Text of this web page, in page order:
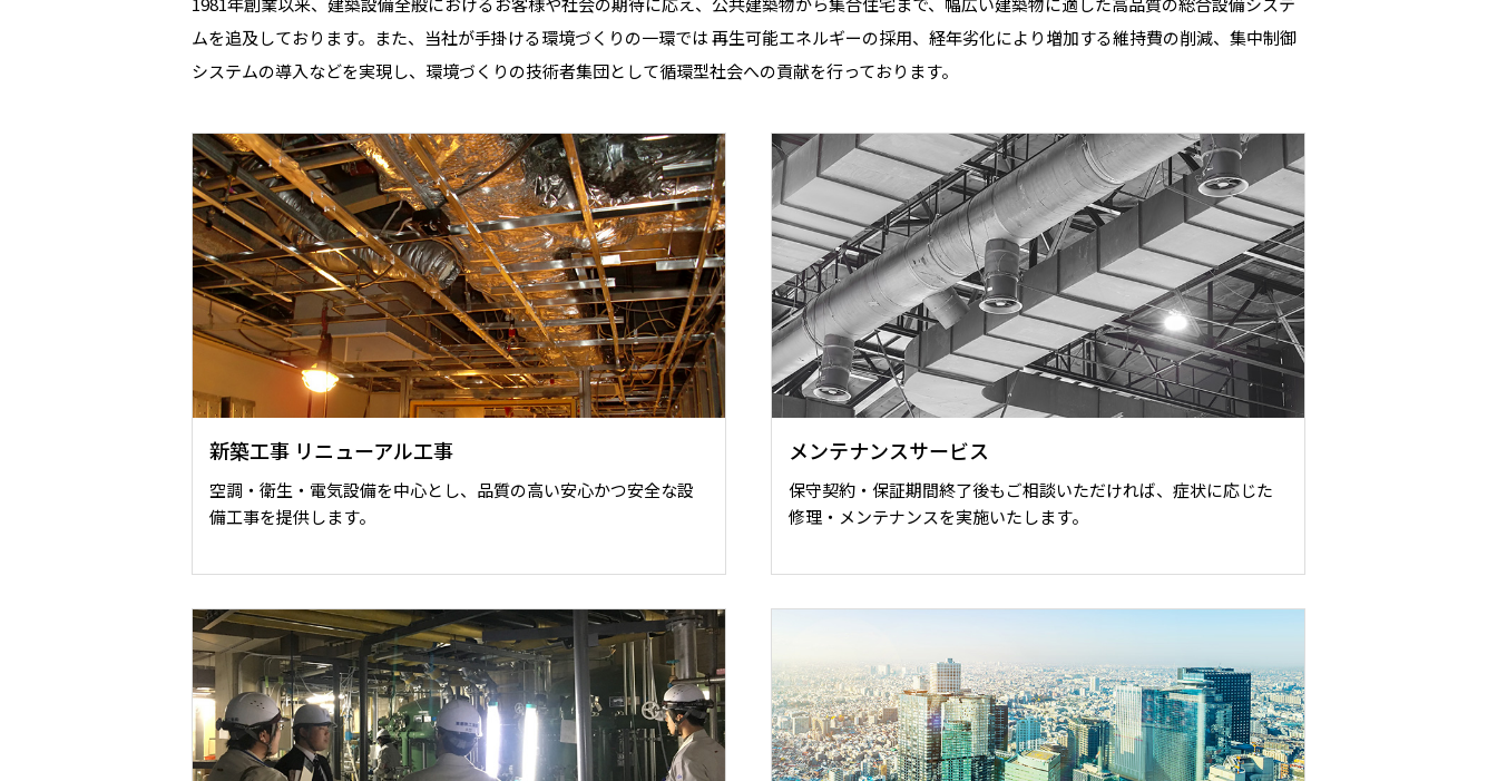
ムを追及しております。また、当社が手掛ける環境づくりの一環では 再生可能エネルギーの採用、経年劣化により増加する維持費の削減、集中制御
システムの導入などを実現し、環境づくりの技術者集団として循環型社会への貢献を行っております。
新築工事 リニューアル工事
空調・衛生・電気設備を中心とし、品質の高い安心かつ安全な設
備工事を提供します。
メンテナンスサービス
保守契約・保証期間終了後もご相談いただければ、症状に応じた
修理・メンテナンスを実施いたします。